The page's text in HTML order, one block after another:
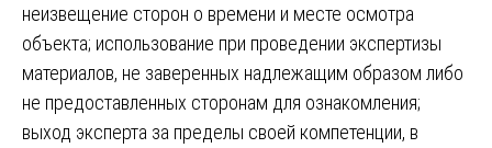
неизвещение сторон о времени и месте осмотра
объекта; использование при проведении экспертизы
материалов, не заверенных надлежащим образом либо
не предоставленных сторонам для ознакомления;
выход эксперта за пределы своей компетенции, в